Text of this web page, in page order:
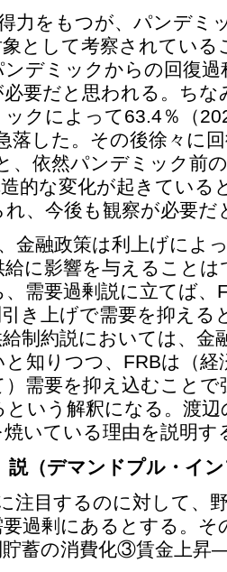
力をもつが、パンデミ
として考察されている
デミックからの回復
要だと思われる。ちな
クによって63.4％（
落した。その後徐々に
、依然パンデミック前
造的な変化が起きてい
、今後も観察が必要だ
金融政策は利上げによ
に影響を与えること
需要過剰説に立てば、
き上げで需要を抑える
制約説においては、金
と知りつつ、FRBは（
）需要を抑え込むこと
いう解釈になる。渡
いている理由を説明
説（デマンドプル・イ
注目するのに対して、
要過剰にあるとする。
蓄の消費化③賃金上